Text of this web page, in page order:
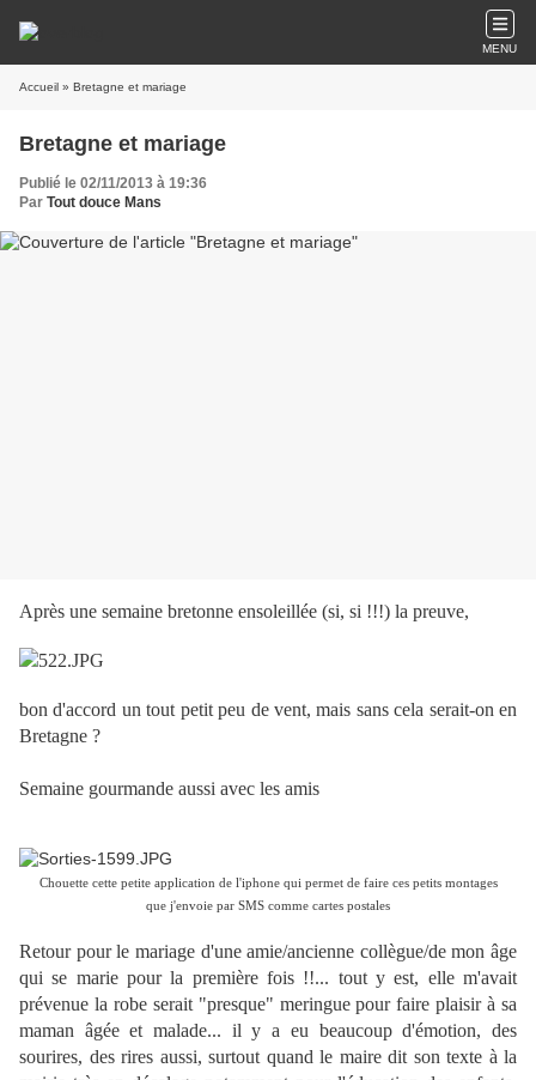
MENU
Accueil » Bretagne et mariage
Bretagne et mariage
Publié le 02/11/2013 à 19:36
Par Tout douce Mans
Après une semaine bretonne ensoleillée (si, si !!!) la preuve,
bon d'accord un tout petit peu de vent, mais sans cela serait-on en
Bretagne ?
Semaine gourmande aussi avec les amis
Chouette cette petite application de l'iphone qui permet de faire ces petits montages
que j'envoie par SMS comme cartes postales
Retour pour le mariage d'une amie/ancienne collègue/de mon âge
qui se marie pour la première fois !!... tout y est, elle m'avait
prévenue la robe serait "presque" meringue pour faire plaisir à sa
maman âgée et malade... il y a eu beaucoup d'émotion, des
sourires, des rires aussi, surtout quand le maire dit son texte à la